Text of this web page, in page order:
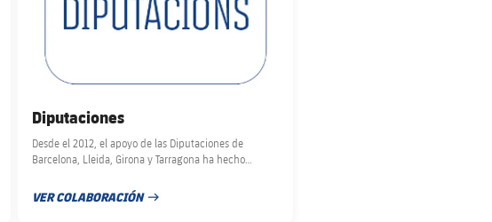
Diputaciones
Desde el 2012, el apoyo de las Diputaciones de
Barcelona, Lleida, Girona y Tarragona ha hecho
112.000 niños y niñas de 75 municipios.
VER COLABORACIÓN
FECHA DE PUBLICACIÓN